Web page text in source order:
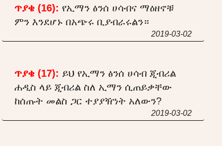
ጥያቄ (16): የኢማን ፅንሰ ሀሳብና ማዕዘኖቹ
ምን እንደሆኑ በአጭሩ ቢያብራሩልን።
2019-03-02
ጥያቄ (17): ይህ የኢማን ፅንሰ ሀሳብ ጂብሪል
ሐዲስ ላይ ጂብሪል ስለ ኢማን ሲጠይቃቸው
ከሰጡት መልስ ጋር ተያያዥነት አለውን?
2019-03-02